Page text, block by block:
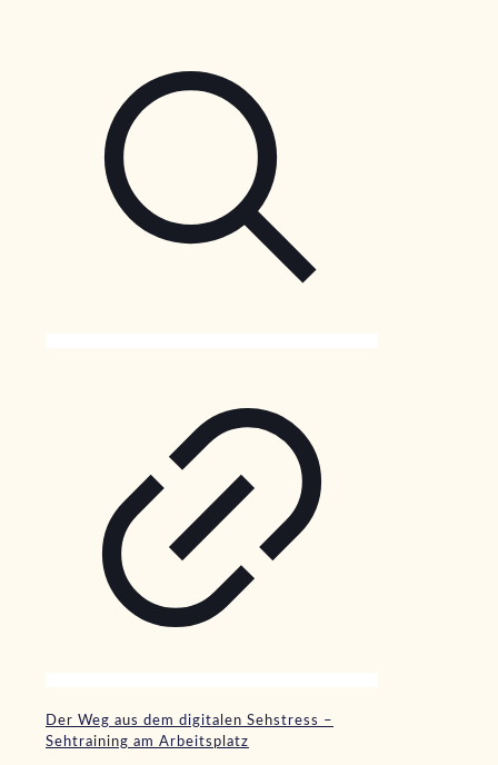
Der Weg aus dem digitalen Sehstress –
Sehtraining am Arbeitsplatz